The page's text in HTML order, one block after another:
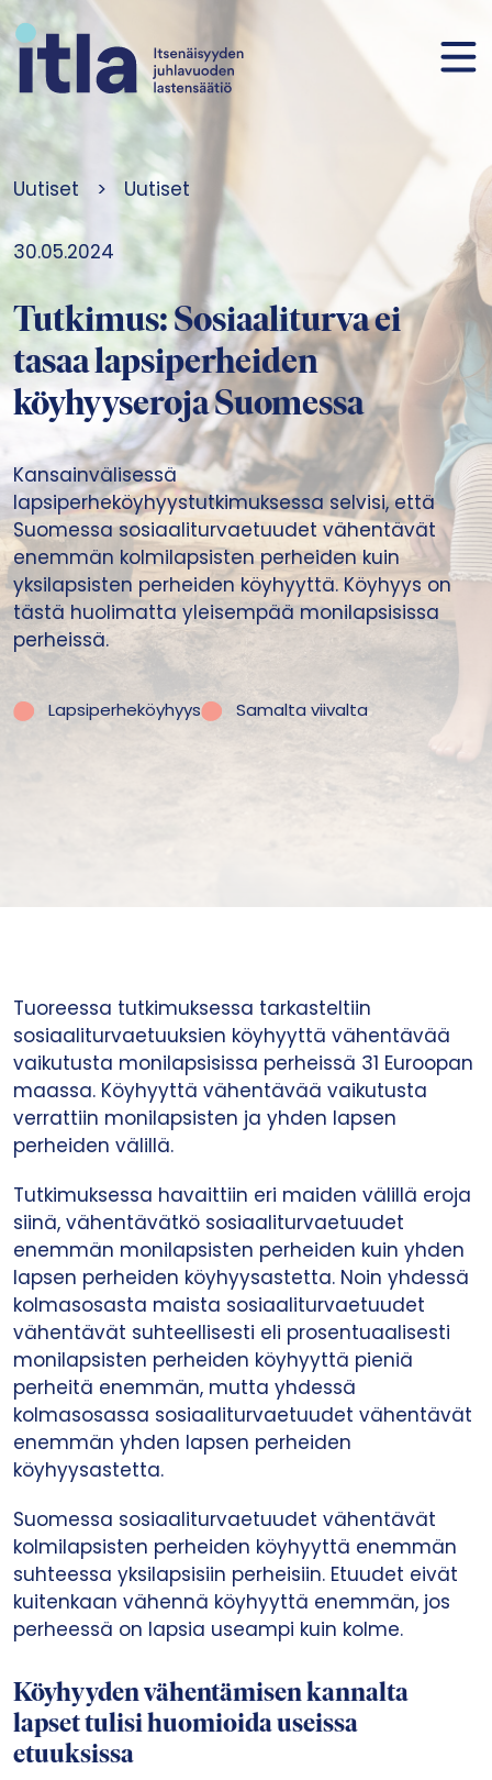
Siirry sisältöön
Uutiset > Uutiset
30.05.2024
Tutkimus: Sosiaaliturva ei
tasaa lapsiperheiden
köyhyyseroja Suomessa
Kansainvälisessä
lapsiperheköyhyystutkimuksessa selvisi, että
Suomessa sosiaaliturvaetuudet vähentävät
enemmän kolmilapsisten perheiden kuin
yksilapsisten perheiden köyhyyttä. Köyhyys on
tästä huolimatta yleisempää monilapsisissa
perheissä.
Lapsiperheköyhyys Samalta viivalta
Tuoreessa tutkimuksessa tarkasteltiin
sosiaaliturvaetuuksien köyhyyttä vähentävää
vaikutusta monilapsisissa perheissä 31 Euroopan
maassa. Köyhyyttä vähentävää vaikutusta
verrattiin monilapsisten ja yhden lapsen
perheiden välillä.
Tutkimuksessa havaittiin eri maiden välillä eroja
siinä, vähentävätkö sosiaaliturvaetuudet
enemmän monilapsisten perheiden kuin yhden
lapsen perheiden köyhyysastetta. Noin yhdessä
kolmasosasta maista sosiaaliturvaetuudet
vähentävät suhteellisesti eli prosentuaalisesti
monilapsisten perheiden köyhyyttä pieniä
perheitä enemmän, mutta yhdessä
kolmasosassa sosiaaliturvaetuudet vähentävät
enemmän yhden lapsen perheiden
köyhyysastetta.
Suomessa sosiaaliturvaetuudet vähentävät
kolmilapsisten perheiden köyhyyttä enemmän
suhteessa yksilapsisiin perheisiin. Etuudet eivät
kuitenkaan vähennä köyhyyttä enemmän, jos
perheessä on lapsia useampi kuin kolme.
Köyhyyden vähentämisen kannalta
lapset tulisi huomioida useissa
etuuksissa